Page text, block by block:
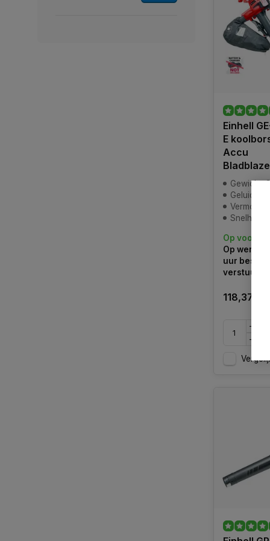
Einhell
E
Accu
Gewicht:
Vermogen: 36v
Snelheid:
Op
Op
uur
verstuurd
118,37